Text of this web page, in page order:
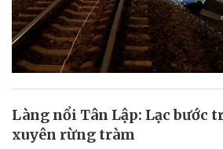
Làng nổi Tân Lập: Lạc bước
xuyên rừng tràm